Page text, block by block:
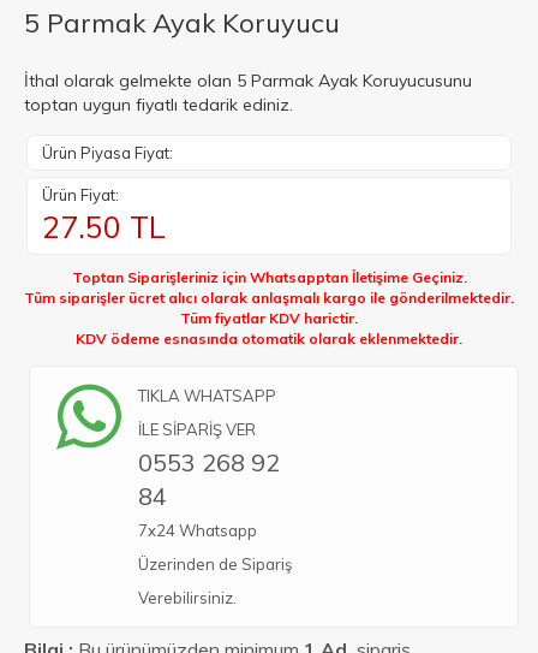
5 Parmak Ayak Koruyucu
İthal olarak gelmekte olan 5 Parmak Ayak Koruyucusunu
toptan uygun fiyatlı tedarik ediniz.
Ürün Piyasa Fiyat:
Ürün Fiyat:
27.50 TL
Toptan Siparişleriniz için Whatsapptan İletişime Geçiniz.
Tüm siparişler ücret alıcı olarak anlaşmalı kargo ile gönderilmektedir.
Tüm fiyatlar KDV harictir.
KDV ödeme esnasında otomatik olarak eklenmektedir.
TIKLA WHATSAPP
İLE SİPARİŞ VER
0553 268 92
84
7x24 Whatsapp
Üzerinden de Sipariş
Verebilirsiniz.